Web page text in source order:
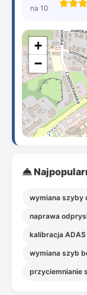
na 10
+
−
wymiana szyby
naprawa
kalibracja
wymiana szyb
przyciemnianie